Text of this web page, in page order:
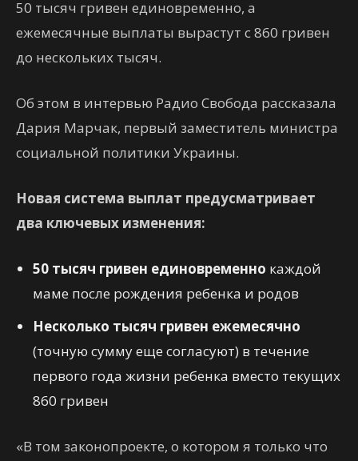
50 тысяч гривен единовременно, а
ежемесячные выплаты вырастут с 860 гривен
до нескольких тысяч.
Об этом в интервью Радио Свобода рассказала
Дария Марчак, первый заместитель министра
социальной политики Украины.
Новая система выплат предусматривает
два ключевых изменения:
50 тысяч гривен единовременно каждой
маме после рождения ребенка и родов
Несколько тысяч гривен ежемесячно
(точную сумму еще согласуют) в течение
первого года жизни ребенка вместо текущих
860 гривен
«В том законопроекте, о котором я только что